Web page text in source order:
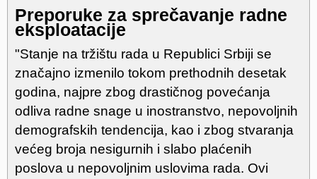
Preporuke za sprečavanje radne
eksploatacije
"Stanje na tržištu rada u Republici Srbiji se
značajno izmenilo tokom prethodnih desetak
godina, najpre zbog drastičnog povećanja
odliva radne snage u inostranstvo, nepovoljnih
demografskih tendencija, kao i zbog stvaranja
većeg broja nesigurnih i slabo plaćenih
poslova u nepovoljnim uslovima rada. Ovi